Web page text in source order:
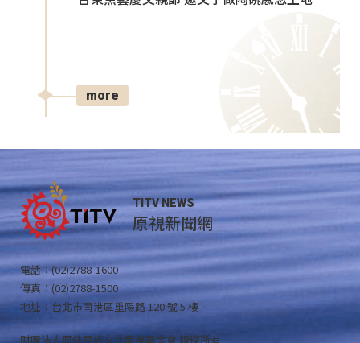
more
TITV NEWS
原視新聞網
電話：(02)2788-1600
傳真：(02)2788-1500
地址：台北市南港區重陽路 120 號 5 樓
財團法人原住民族文化事業基金會 版權所有